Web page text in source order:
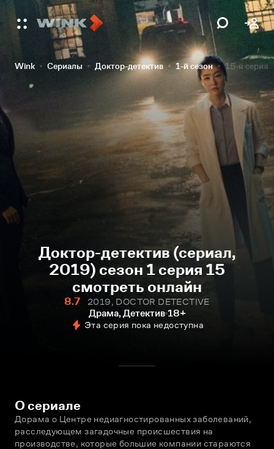
Wink Сериалы Доктор-детектив 1-й сезон 15-я серия
Доктор-детектив (сериал,
2019) сезон 1 серия 15
смотреть онлайн
8.7
2019, DOCTOR DETECTIVE
Драма, Детектив 18+
Эта серия пока недоступна
О сериале
Дорама о Центре недиагностированных заболеваний,
расследующем загадочные происшествия на
производстве, которые большие компании стараются